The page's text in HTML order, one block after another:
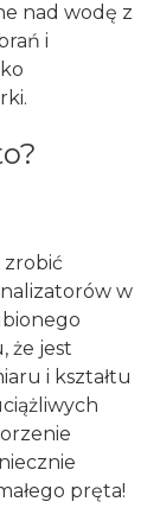
nad wodę z
i
zrobić
w
że jest
i kształtu
pręta!